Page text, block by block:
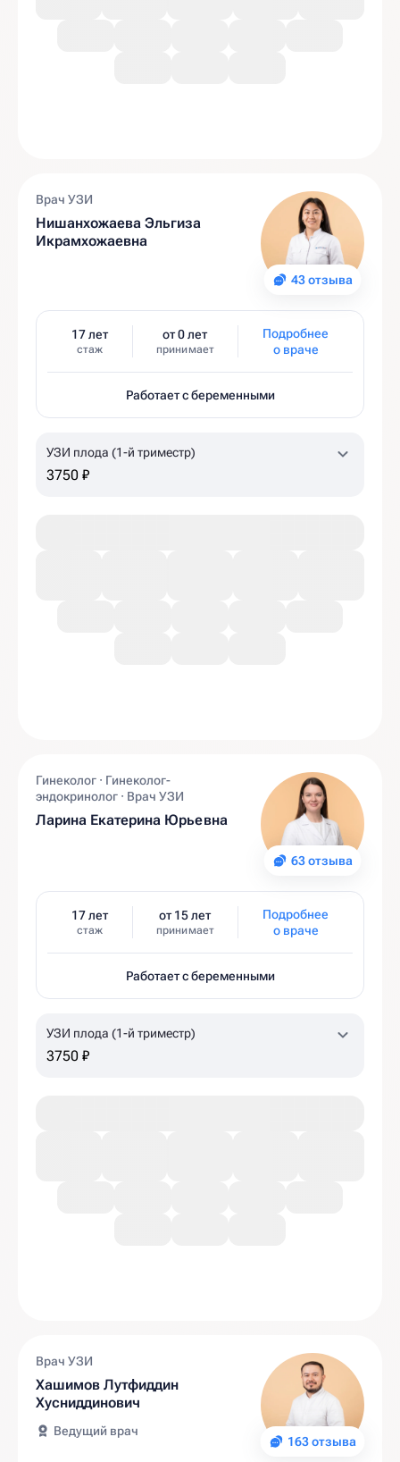
43 отзыва
Врач УЗИ
Нишанхожаева Эльгиза
Икрамхожаевна
17 лет
стаж
от 0 лет
принимает
Подробнее
о враче
Работает с беременными
УЗИ плода (1-й триместр)
3750 ₽
63 отзыва
Гинеколог · Гинеколог-
эндокринолог · Врач УЗИ
Ларина Екатерина Юрьевна
17 лет
стаж
от 15 лет
принимает
Подробнее
о враче
Работает с беременными
УЗИ плода (1-й триместр)
3750 ₽
163 отзыва
Врач УЗИ
Хашимов Лутфиддин
Хусниддинович
Ведущий врач